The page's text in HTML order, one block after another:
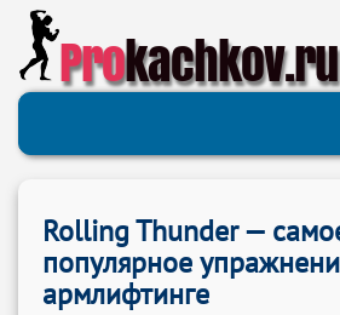
Prokachkov.ru
Rolling Thunder —
популярное
армлифтинге